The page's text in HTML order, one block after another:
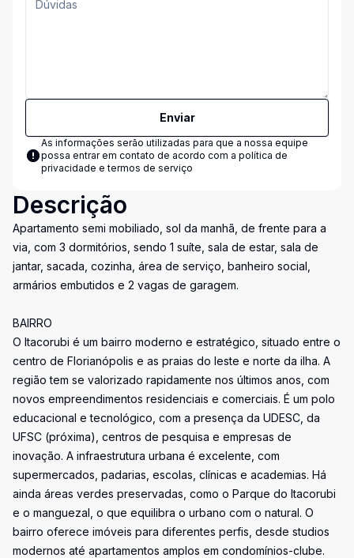
Enviar
As informações serão utilizadas para que a nossa equipe
possa entrar em contato de acordo com a política de
privacidade e termos de serviço
Descrição
Apartamento semi mobiliado, sol da manhã, de frente para a
via, com 3 dormitórios, sendo 1 suíte, sala de estar, sala de
jantar, sacada, cozinha, área de serviço, banheiro social,
armários embutidos e 2 vagas de garagem.
BAIRRO
O Itacorubi é um bairro moderno e estratégico, situado entre o
centro de Florianópolis e as praias do leste e norte da ilha. A
região tem se valorizado rapidamente nos últimos anos, com
novos empreendimentos residenciais e comerciais. É um polo
educacional e tecnológico, com a presença da UDESC, da
UFSC (próxima), centros de pesquisa e empresas de
inovação. A infraestrutura urbana é excelente, com
supermercados, padarias, escolas, clínicas e academias. Há
ainda áreas verdes preservadas, como o Parque do Itacorubi
e o manguezal, o que equilibra o urbano com o natural. O
bairro oferece imóveis para diferentes perfis, desde studios
modernos até apartamentos amplos em condomínios-clube.